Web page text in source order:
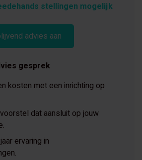
stellingen mogelijk
advies aan
gesprek
kosten met een inrichting op
dat aansluit op jouw
ervaring in